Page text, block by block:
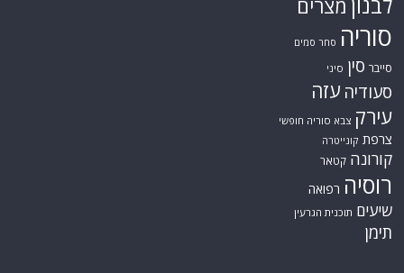
לבנון מצרים
סוריה סחר סמים
סייבר סין סיני
סעודיה עזה
עירק צבא סוריה חופשי
צרפת קונייטרה
קורונה קטאר
רוסיה רפואה
שיעים תוכנית הגרעין
תימן